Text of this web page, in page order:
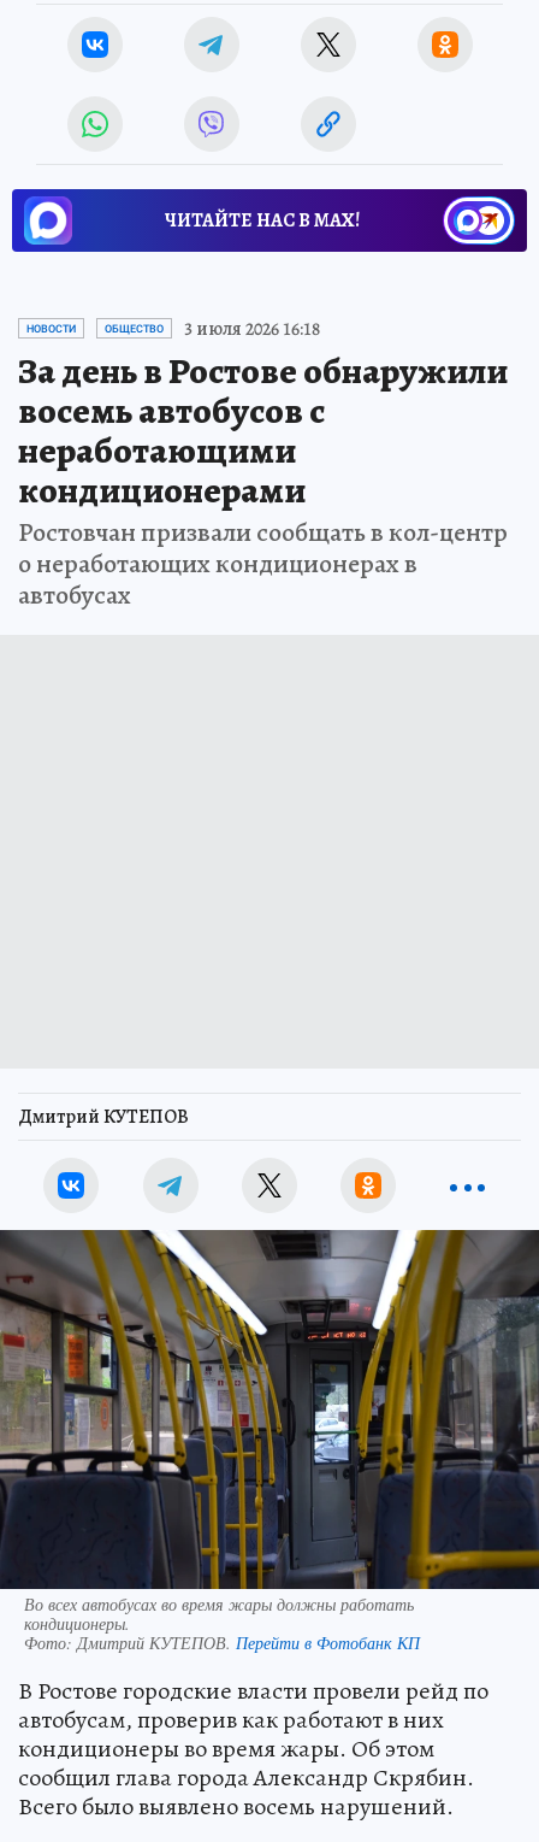
ЧИТАЙТЕ НАС В МАХ!
НОВОСТИ ОБЩЕСТВО 3 июля 2026 16:18
За день в Ростове обнаружили
восемь автобусов с
неработающими
кондиционерами
Ростовчан призвали сообщать в кол-центр
о неработающих кондиционерах в
автобусах
Дмитрий КУТЕПОВ
Во всех автобусах во время жары должны работать
кондиционеры.
Фото:Дмитрий КУТЕПОВ. Перейти в Фотобанк КП
В Ростове городские власти провели рейд по
автобусам, проверив как работают в них
кондиционеры во время жары. Об этом
сообщил глава города Александр Скрябин.
Всего было выявлено восемь нарушений.